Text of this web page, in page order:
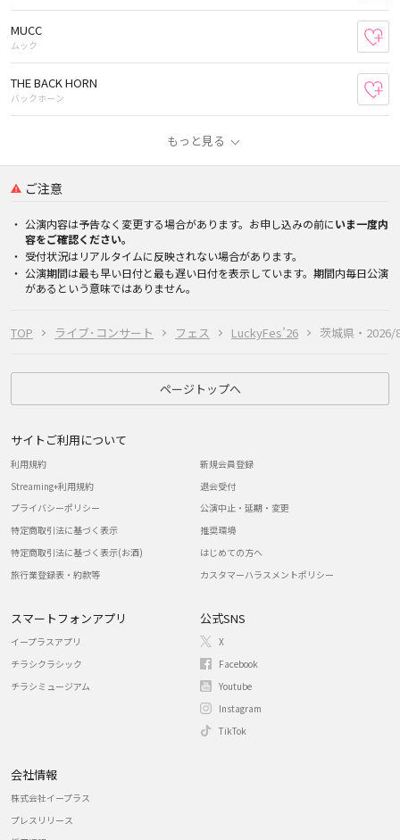
TOP ライブ･コンサート フェス LuckyFes’26 茨城県・2026/
MUCC
ムック
THE BACK HORN
バックホーン
もっと見る
ご注意
公演内容は予告なく変更する場合があります。お申し込みの前にいま一度内
容をご確認ください。
受付状況はリアルタイムに反映されない場合があります。
公演期間は最も早い日付と最も遅い日付を表示しています。期間内毎日公演
があるという意味ではありません。
ページトップへ
サイトご利用について
利用規約
Streaming+利用規約
プライバシーポリシー
特定商取引法に基づく表示
特定商取引法に基づく表示(お酒)
旅行業登録表・約款等
新規会員登録
退会受付
公演中止・延期・変更
推奨環境
はじめての方へ
カスタマーハラスメントポリシー
スマートフォンアプリ
イープラスアプリ
チラシクラシック
チラシミュージアム
公式SNS
X
Facebook
Youtube
Instagram
TikTok
会社情報
株式会社イープラス
プレスリリース